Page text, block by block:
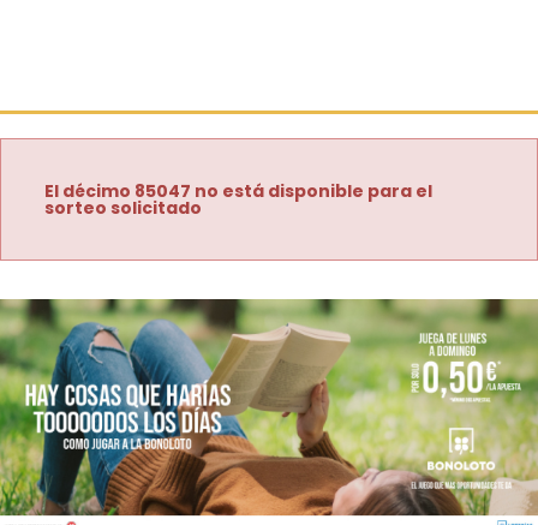
El décimo 85047 no está disponible para el
sorteo solicitado